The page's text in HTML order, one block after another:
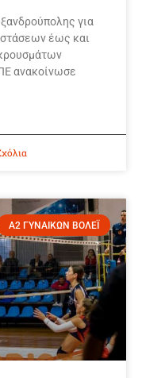
για
έως και
ανακοίνωσε
Α2 ΓΥΝΑΙΚΩΝ ΒΟΛΕΪ